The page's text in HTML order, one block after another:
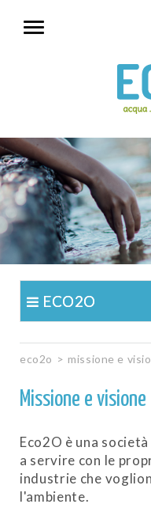
ECO2O
chi siamo
know-how
eco2o > missione e
Missione e visione
Eco2O è una
a servire con le
industrie che
l'ambiente.